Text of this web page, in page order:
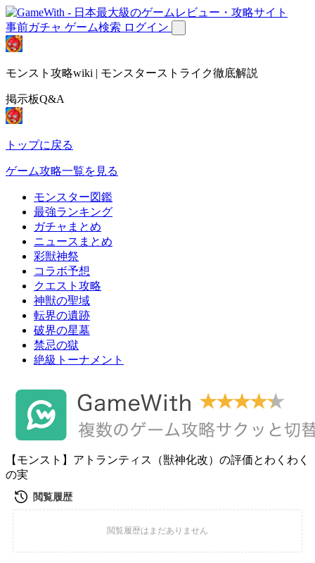
事前ガチャ ゲーム検索 ログイン
モンスト攻略wiki | モンスターストライク徹底解説
掲示板Q&A
トップに戻る
ゲーム攻略一覧を見る
モンスター図鑑
最強ランキング
ガチャまとめ
ニュースまとめ
彩獣神祭
コラボ予想
クエスト攻略
神獣の聖域
転界の遺跡
破界の星墓
禁忌の獄
絶級トーナメント
【モンスト】アトランティス（獣神化改）の評価とわくわく
の実